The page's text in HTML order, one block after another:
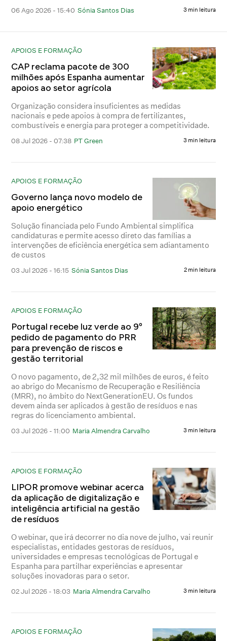
06 Ago 2026 - 15:40 Sónia Santos Dias 3 min leitura
APOIOS E FORMAÇÃO
CAP reclama pacote de 300
milhões após Espanha aumentar
apoios ao setor agrícola
Organização considera insuficientes as medidas
nacionais e pede apoios à compra de fertilizantes,
combustíveis e energia para proteger a competitividade.
08 Jul 2026 - 07:38 PT Green 3 min leitura
APOIOS E FORMAÇÃO
Governo lança novo modelo de
apoio energético
Solução financiada pelo Fundo Ambiental simplifica
candidaturas e permite acesso direto das famílias a
intervenções de eficiência energética sem adiantamento
de custos
03 Jul 2026 - 16:15 Sónia Santos Dias 2 min leitura
APOIOS E FORMAÇÃO
Portugal recebe luz verde ao 9º
pedido de pagamento do PRR
para prevenção de riscos e
gestão territorial
O novo pagamento, de 2,32 mil milhões de euros, é feito
ao abrigo do Mecanismo de Recuperação e Resiliência
(MRR), no âmbito do NextGenerationEU. Os fundos
devem ainda ser aplicados à gestão de resíduos e nas
regras do licenciamento ambiental.
03 Jul 2026 - 11:00 Maria Almendra Carvalho 3 min leitura
APOIOS E FORMAÇÃO
LIPOR promove webinar acerca
da aplicação de digitalização e
inteligência artificial na gestão
de resíduos
O webinar, que irá decorrer no dia nove de julho, vai reunir
especialistas, entidades gestoras de resíduos,
universidades e empresas tecnológicas de Portugal e
Espanha para partilhar experiências e apresentar
soluções inovadoras para o setor.
02 Jul 2026 - 18:03 Maria Almendra Carvalho 3 min leitura
APOIOS E FORMAÇÃO